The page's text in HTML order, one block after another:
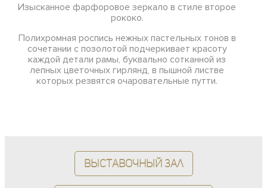
Изысканное фарфоровое зеркало в стиле второе
рококо.
Полихромная роспись нежных пастельных тонов в
сочетании с позолотой подчеркивает красоту
каждой детали рамы, буквально сотканной из
лепных цветочных гирлянд, в пышной листве
которых резвятся очаровательные путти.
Выставочный зал